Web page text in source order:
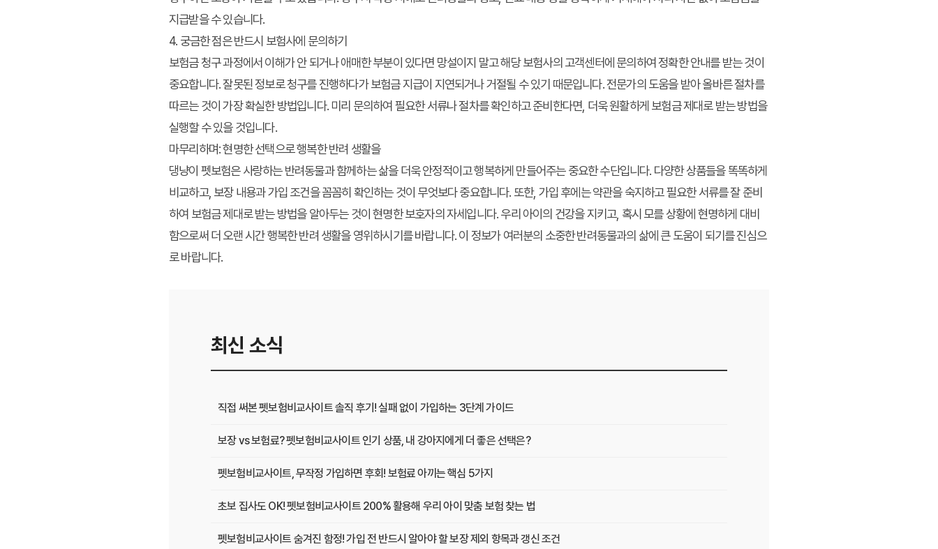
지급받을 수 있습니다.
4. 궁금한 점은 반드시 보험사에 문의하기
보험금 청구 과정에서 이해가 안 되거나 애매한 부분이 있다면 망설이지 말고 해당 보험사의 고객센터에 문의하여 정확한 안내를 받는 것이
중요합니다. 잘못된 정보로 청구를 진행하다가 보험금 지급이 지연되거나 거절될 수 있기 때문입니다. 전문가의 도움을 받아 올바른 절차를
따르는 것이 가장 확실한 방법입니다. 미리 문의하여 필요한 서류나 절차를 확인하고 준비한다면, 더욱 원활하게 보험금 제대로 받는 방법을
실행할 수 있을 것입니다.
마무리하며: 현명한 선택으로 행복한 반려 생활을
댕냥이 펫보험은 사랑하는 반려동물과 함께하는 삶을 더욱 안정적이고 행복하게 만들어주는 중요한 수단입니다. 다양한 상품들을똑똑하게
비교하고, 보장 내용과 가입 조건을 꼼꼼히 확인하는 것이 무엇보다 중요합니다. 또한, 가입 후에는 약관을 숙지하고 필요한 서류를 잘 준비
하여 보험금 제대로 받는 방법을 알아두는 것이 현명한 보호자의 자세입니다. 우리 아이의 건강을 지키고, 혹시 모를 상황에 현명하게 대비
함으로써 더 오랜 시간 행복한 반려 생활을 영위하시기를 바랍니다. 이 정보가 여러분의 소중한 반려동물과의 삶에 큰 도움이 되기를 진심으
로 바랍니다.
최신 소식
직접 써본 펫보험비교사이트 솔직 후기! 실패 없이 가입하는 3단계 가이드
보장 vs 보험료? 펫보험비교사이트 인기 상품, 내 강아지에게 더 좋은 선택은?
펫보험비교사이트, 무작정 가입하면 후회! 보험료 아끼는 핵심 5가지
초보 집사도 OK! 펫보험비교사이트 200% 활용해 우리 아이 맞춤 보험 찾는 법
펫보험비교사이트 숨겨진 함정! 가입 전 반드시 알아야 할 보장 제외 항목과 갱신 조건